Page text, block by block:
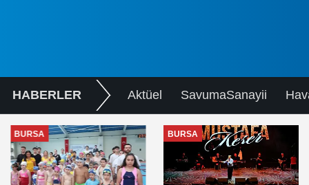
HABERLER Aktüel SavumaSanayii
BURSA BURSA